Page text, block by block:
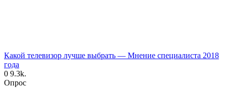
Какой телевизор лучше выбрать — Мнение специалиста 2018
года
0 9.3k.
Опрос